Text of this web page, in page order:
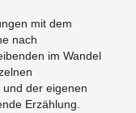
mit dem
nach
im Wandel
der eigenen
Erzählung.